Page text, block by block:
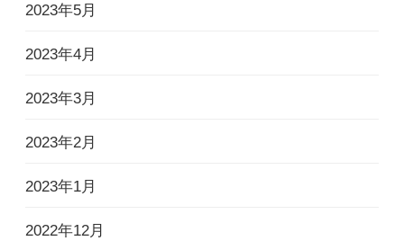
2023年5月
2023年4月
2023年3月
2023年2月
2023年1月
2022年12月